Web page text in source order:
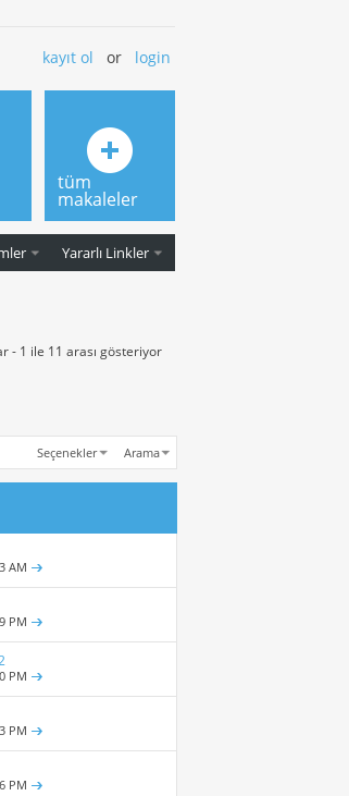
kayıt ol or login
Yararlı Linkler
tüm
makaleler
- 1 ile 11 arası gösteriyor
Seçenekler Arama
AM
PM
PM
PM
PM